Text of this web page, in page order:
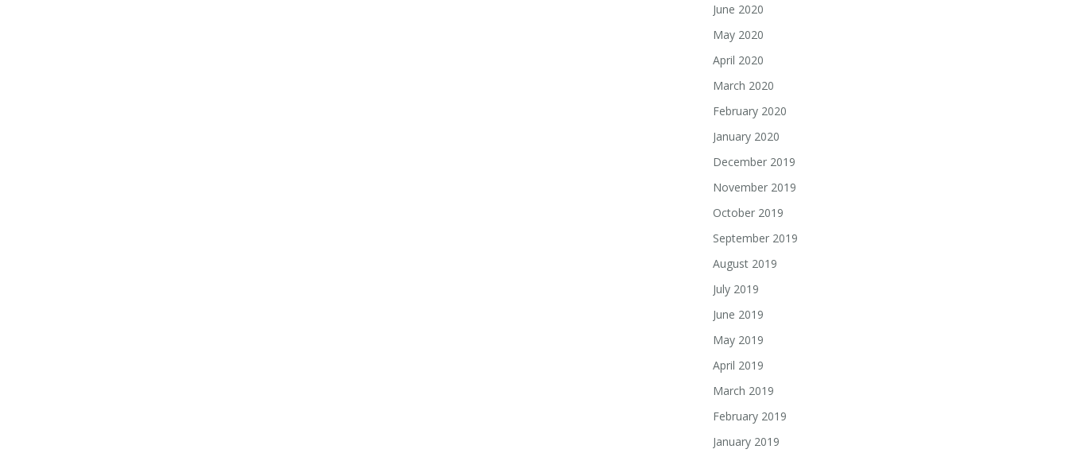
June 2020
May 2020
April 2020
March 2020
February 2020
January 2020
December 2019
November 2019
October 2019
September 2019
August 2019
July 2019
June 2019
May 2019
April 2019
March 2019
February 2019
January 2019